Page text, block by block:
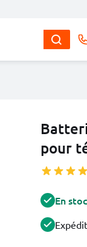
pour
En